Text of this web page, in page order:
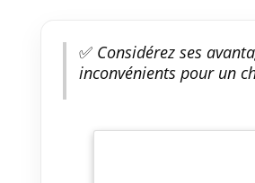
✅Considérez ses
inconvénients pour un